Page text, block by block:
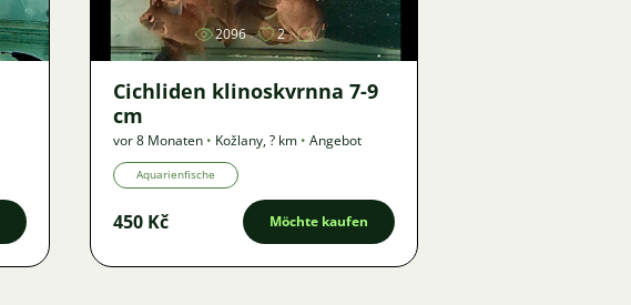
2096 2
Cichliden klinoskvrnna 7-9
cm
vor 8 Monaten • Kožlany,? km • Angebot
Aquarienfische
450 Kč Möchte kaufen